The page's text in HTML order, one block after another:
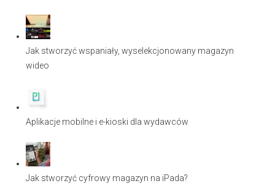
Jak stworzyć wspaniały, wyselekcjonowany magazyn
wideo
Aplikacje mobilne i e-kioski dla wydawców
Jak stworzyć cyfrowy magazyn na iPada?